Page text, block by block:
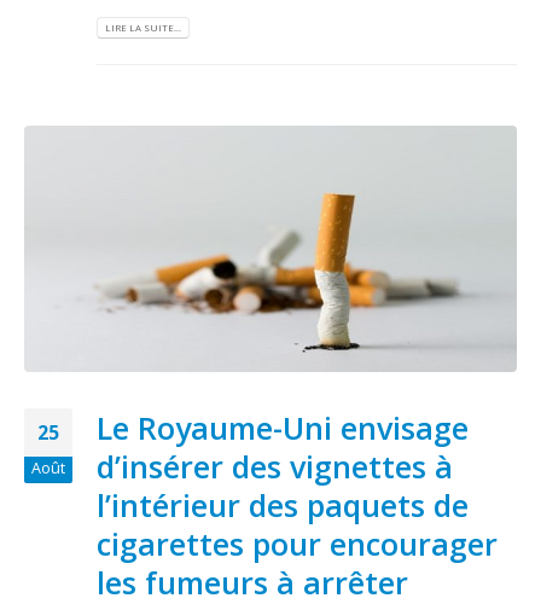
LIRE LA SUITE...
25
Août
Le Royaume-Uni envisage
d’insérer des vignettes à
l’intérieur des paquets de
cigarettes pour encourager
les fumeurs à arrêter